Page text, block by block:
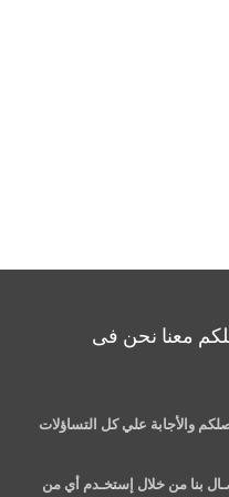
معنا نحن فى
والأجابة علي كل التساؤلات
بنا من خلال إستخـدم أي من